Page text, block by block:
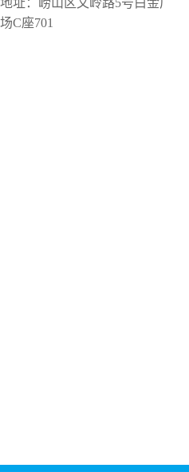
地址：崂山区文岭路5号白金广
场C座701